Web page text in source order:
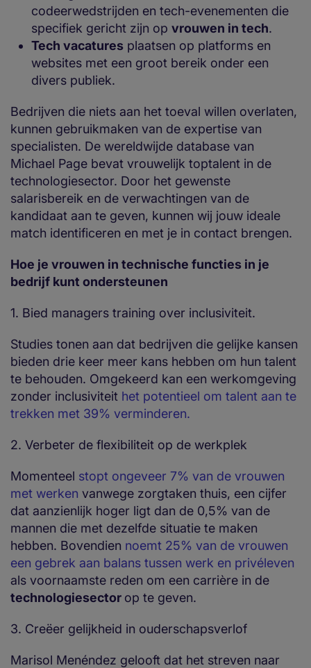
codeerwedstrijden en tech-evenementen die
specifiek gericht zijn op vrouwen in tech.
Tech vacatures plaatsen op platforms en
websites met een groot bereik onder een
divers publiek.
Bedrijven die niets aan het toeval willen overlaten,
kunnen gebruikmaken van de expertise van
specialisten. De wereldwijde database van
Michael Page bevat vrouwelijk toptalent in de
technologiesector. Door het gewenste
salarisbereik en de verwachtingen van de
kandidaat aan te geven, kunnen wij jouw ideale
match identificeren en met je in contact brengen.
Hoe je vrouwen in technische functies in je
bedrijf kunt ondersteunen
1. Bied managers training over inclusiviteit.
Studies tonen aan dat bedrijven die gelijke kansen
bieden drie keer meer kans hebben om hun talent
te behouden. Omgekeerd kan een werkomgeving
zonder inclusiviteit het potentieel om talent aan te
trekken met 39% verminderen.
2. Verbeter de flexibiliteit op de werkplek
Momenteel stopt ongeveer 7% van de vrouwen
met werken vanwege zorgtaken thuis, een cijfer
dat aanzienlijk hoger ligt dan de 0,5% van de
mannen die met dezelfde situatie te maken
hebben. Bovendien noemt 25% van de vrouwen
een gebrek aan balans tussen werk en privéleven
als voornaamste reden om een carrière in de
technologiesector op te geven.
3. Creëer gelijkheid in ouderschapsverlof
Marisol Menéndez gelooft dat het streven naar